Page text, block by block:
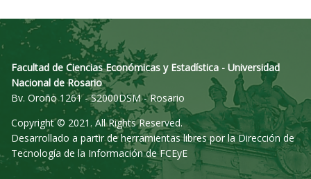
Facultad de Ciencias Económicas y Estadística - Universidad
Nacional de Rosario
Bv. Oroño 1261 - S2000DSM - Rosario
Copyright © 2021. All Rights Reserved.
Desarrollado a partir de herramientas libres por la Dirección de
Tecnología de la Información de FCEyE